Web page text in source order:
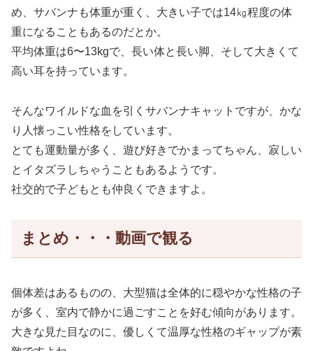
め、サバンナも体重が重く、大きい子では14㎏程度の体
重になることもあるのだとか。
平均体重は6〜13kgで、長い体と長い脚、そして大きくて
高い耳を持っています。
そんなワイルドな血を引くサバンナキャットですが、かな
り人懐っこい性格をしています。
とても運動量が多く、遊び好きでかまってちゃん、寂しい
とイタズラしちゃうこともあるようです。
社交的で子どもとも仲良くできますよ。
まとめ・・・動画で観る
個体差はあるものの、大型猫は全体的に穏やかな性格の子
が多く、室内で静かに過ごすことを好む傾向があります。
大きな見た目なのに、優しくて温厚な性格のギャップが素